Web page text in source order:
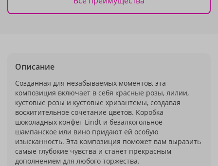
Описание
Созданная для незабываемых моментов, эта
композиция включает в себя красные розы, лилии,
кустовые розы и кустовые хризантемы, создавая
восхитительное сочетание цветов. Коробка
шоколадных конфет Lindt и безалкогольное
шампанское или вино придают ей особую
изысканность. Эта композиция поможет вам выразить
самые глубокие чувства и станет прекрасным
дополнением для любого торжества.